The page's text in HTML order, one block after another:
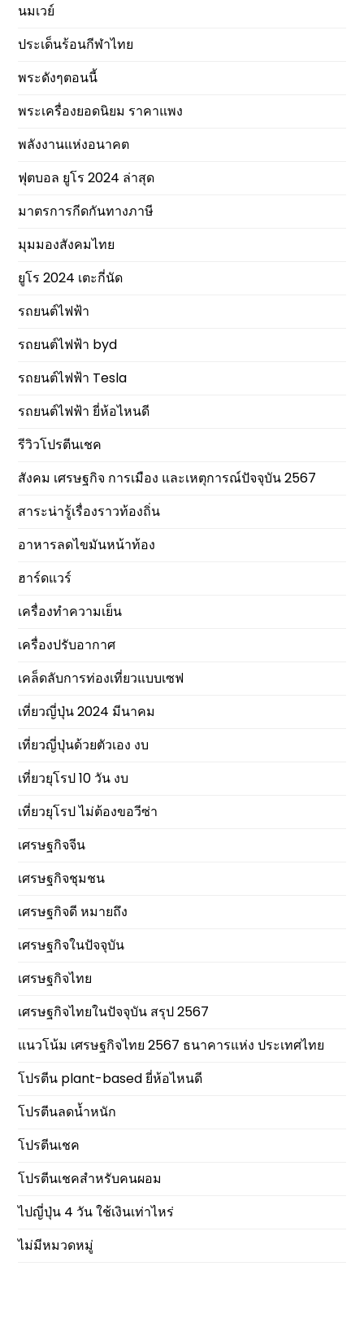
นมเวย์
ประเด็นร้อนกีฬาไทย
พระดังๆตอนนี้
พระเครื่องยอดนิยม ราคาแพง
พลังงานแห่งอนาคต
ฟุตบอล ยูโร 2024 ล่าสุด
มาตรการกีดกันทางภาษี
มุมมองสังคมไทย
ยูโร 2024 เตะกี่นัด
รถยนต์ไฟฟ้า
รถยนต์ไฟฟ้า byd
รถยนต์ไฟฟ้า Tesla
รถยนต์ไฟฟ้า ยี่ห้อไหนดี
รีวิวโปรตีนเชค
สังคม เศรษฐกิจ การเมือง และเหตุการณ์ปัจจุบัน 2567
สาระน่ารู้เรื่องราวท้องถิ่น
อาหารลดไขมันหน้าท้อง
ฮาร์ดแวร์
เครื่องทำความเย็น
เครื่องปรับอากาศ
เคล็ดลับการท่องเที่ยวแบบเซฟ
เที่ยวญี่ปุ่น 2024 มีนาคม
เที่ยวญี่ปุ่นด้วยตัวเอง งบ
เที่ยวยุโรป 10 วัน งบ
เที่ยวยุโรป ไม่ต้องขอวีซ่า
เศรษฐกิจจีน
เศรษฐกิจชุมชน
เศรษฐกิจดี หมายถึง
เศรษฐกิจในปัจจุบัน
เศรษฐกิจไทย
เศรษฐกิจไทยในปัจจุบัน สรุป 2567
แนวโน้ม เศรษฐกิจไทย 2567 ธนาคารแห่ง ประเทศไทย
โปรตีน plant-based ยี่ห้อไหนดี
โปรตีนลดน้ำหนัก
โปรตีนเชค
โปรตีนเชคสำหรับคนผอม
ไปญี่ปุ่น 4 วัน ใช้เงินเท่าไหร่
ไม่มีหมวดหมู่